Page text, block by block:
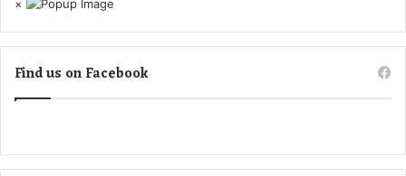
से
का
अ
×
Find us on Facebook